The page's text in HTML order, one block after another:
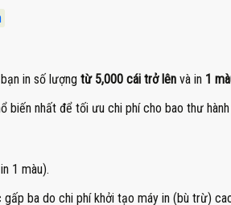
in số lượng từ 5,000 cái trở lên và in 1
biến nhất để tối ưu chi phí cho bao thư hành
1 màu).
ba do chi phí khởi tạo máy in (bù trừ)